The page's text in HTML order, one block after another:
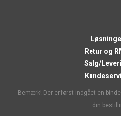
Retur og
Salg/
Bemærk! Der er først indgået en
din